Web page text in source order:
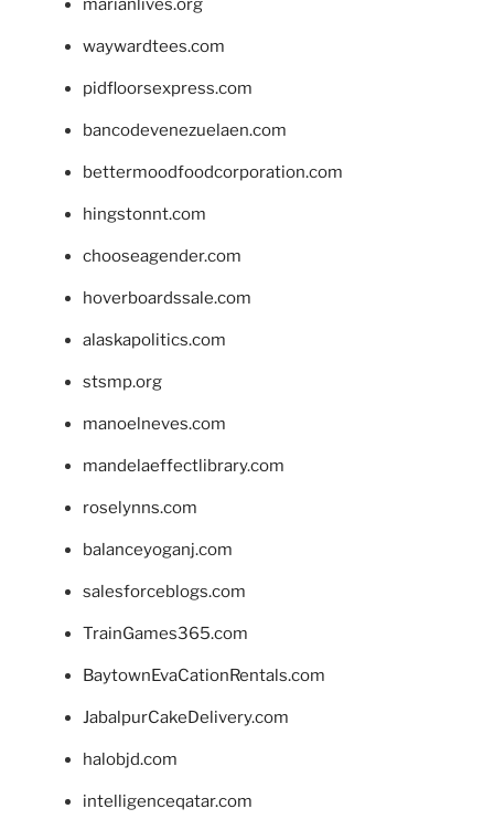
marianlives.org
waywardtees.com
pidfloorsexpress.com
bancodevenezuelaen.com
bettermoodfoodcorporation.com
hingstonnt.com
chooseagender.com
hoverboardssale.com
alaskapolitics.com
stsmp.org
manoelneves.com
mandelaeffectlibrary.com
roselynns.com
balanceyoganj.com
salesforceblogs.com
TrainGames365.com
BaytownEvaCationRentals.com
JabalpurCakeDelivery.com
halobjd.com
intelligenceqatar.com